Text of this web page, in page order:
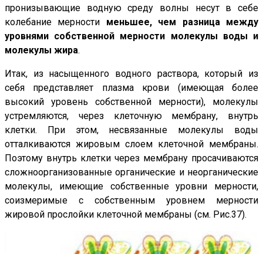
пронизывающие водную среду волны несут в себе
колебание мерности меньшее, чем разница между
уровнями собственной мерности молекулы воды и
молекулы жира.
Итак, из насыщенного водного раствора, который из
себя представляет плазма крови (имеющая более
высокий уровень собственной мерности), молекулы
устремляются, через клеточную мембрану, внутрь
клетки. При этом, несвязанные молекулы воды
отталкиваются жировым слоем клеточной мембраны.
Поэтому внутрь клетки через мембрану просачиваются
сложноорганизованные органические и неорганические
молекулы, имеющие собственные уровни мерности,
соизмеримые с собственным уровнем мерности
жировой прослойки клеточной мембраны (см. Рис.37).